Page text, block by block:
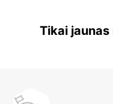
Tikai